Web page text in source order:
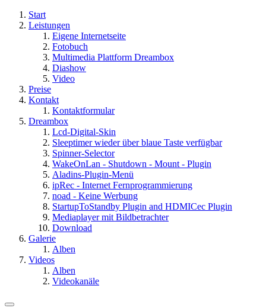
Start
Leistungen
Eigene Internetseite
Fotobuch
Multimedia Plattform Dreambox
Diashow
Video
Preise
Kontakt
Kontaktformular
Dreambox
Lcd-Digital-Skin
Sleeptimer wieder über blaue Taste verfügbar
Spinner-Selector
WakeOnLan - Shutdown - Mount - Plugin
Aladins-Plugin-Menü
ipRec - Internet Fernprogrammierung
noad - Keine Werbung
StartupToStandby Plugin and HDMICec Plugin
Mediaplayer mit Bildbetrachter
Download
Galerie
Alben
Videos
Alben
Videokanäle